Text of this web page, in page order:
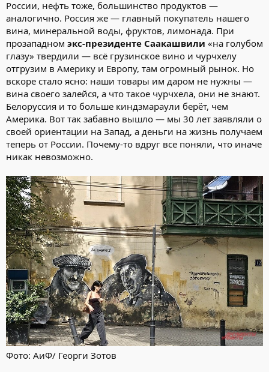
России, нефть тоже, большинство продуктов —
аналогично. Россия же — главный покупатель нашего
вина, минеральной воды, фруктов, лимонада. При
прозападном экс-президенте Саакашвили «на голубом
глазу» твердили — всё грузинское вино и чурчхелу
отгрузим в Америку и Европу, там огромный рынок. Но
вскоре стало ясно: наши товары им даром не нужны —
вина своего залейся, а что такое чурчхела, они не знают.
Белоруссия и то больше киндзмараули берёт, чем
Америка. Вот так забавно вышло — мы 30 лет заявляли о
своей ориентации на Запад, а деньги на жизнь получаем
теперь от России. Почему-то вдруг все поняли, что иначе
никак невозможно.
Фото: АиФ/ Георги Зотов